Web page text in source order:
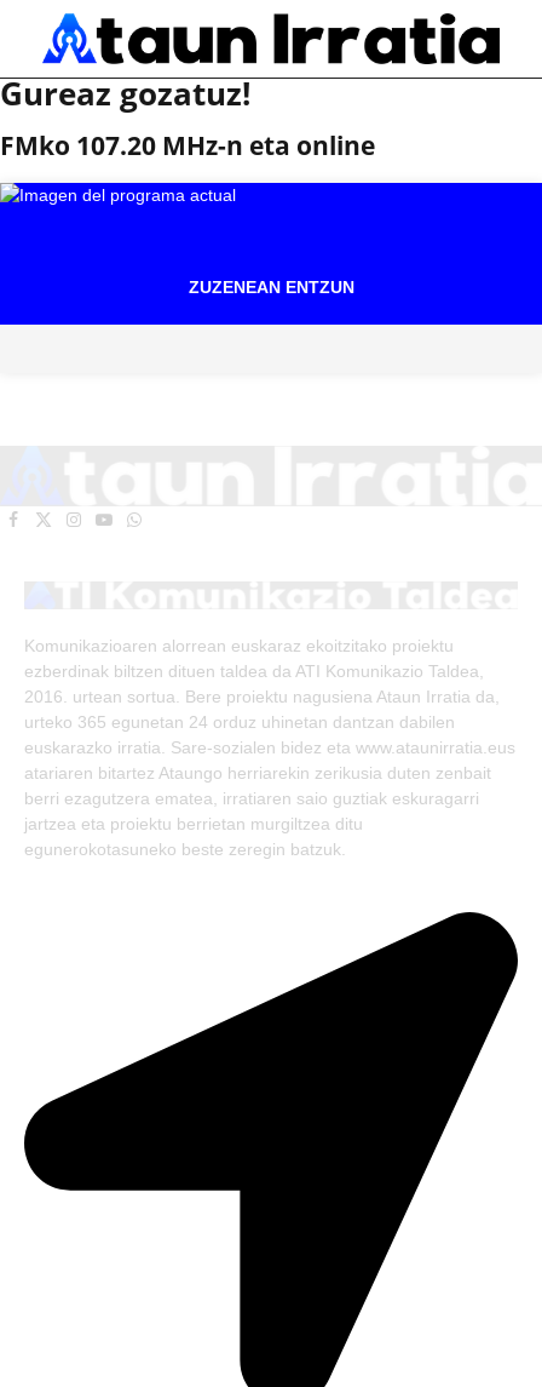
Gureaz gozatuz!
FMko 107.20 MHz-n eta online
ZUZENEAN ENTZUN
Facebook
X
Instagram
YouTubeWhatsApp
Komunikazioaren alorrean euskaraz ekoitzitako proiektu
ezberdinak biltzen dituen taldea da ATI Komunikazio Taldea,
2016. urtean sortua. Bere proiektu nagusiena Ataun Irratia da,
urteko 365 egunetan 24 orduz uhinetan dantzan dabilen
euskarazko irratia. Sare-sozialen bidez eta www.ataunirratia.eus
atariaren bitartez Ataungo herriarekin zerikusia duten zenbait
berri ezagutzera ematea, irratiaren saio guztiak eskuragarri
jartzea eta proiektu berrietan murgiltzea ditu
egunerokotasuneko beste zeregin batzuk.